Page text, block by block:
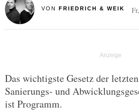
VON FRIEDRICH & WEIK
Das wichtigste Gesetz der
Sanierungs- und
ist Programm.